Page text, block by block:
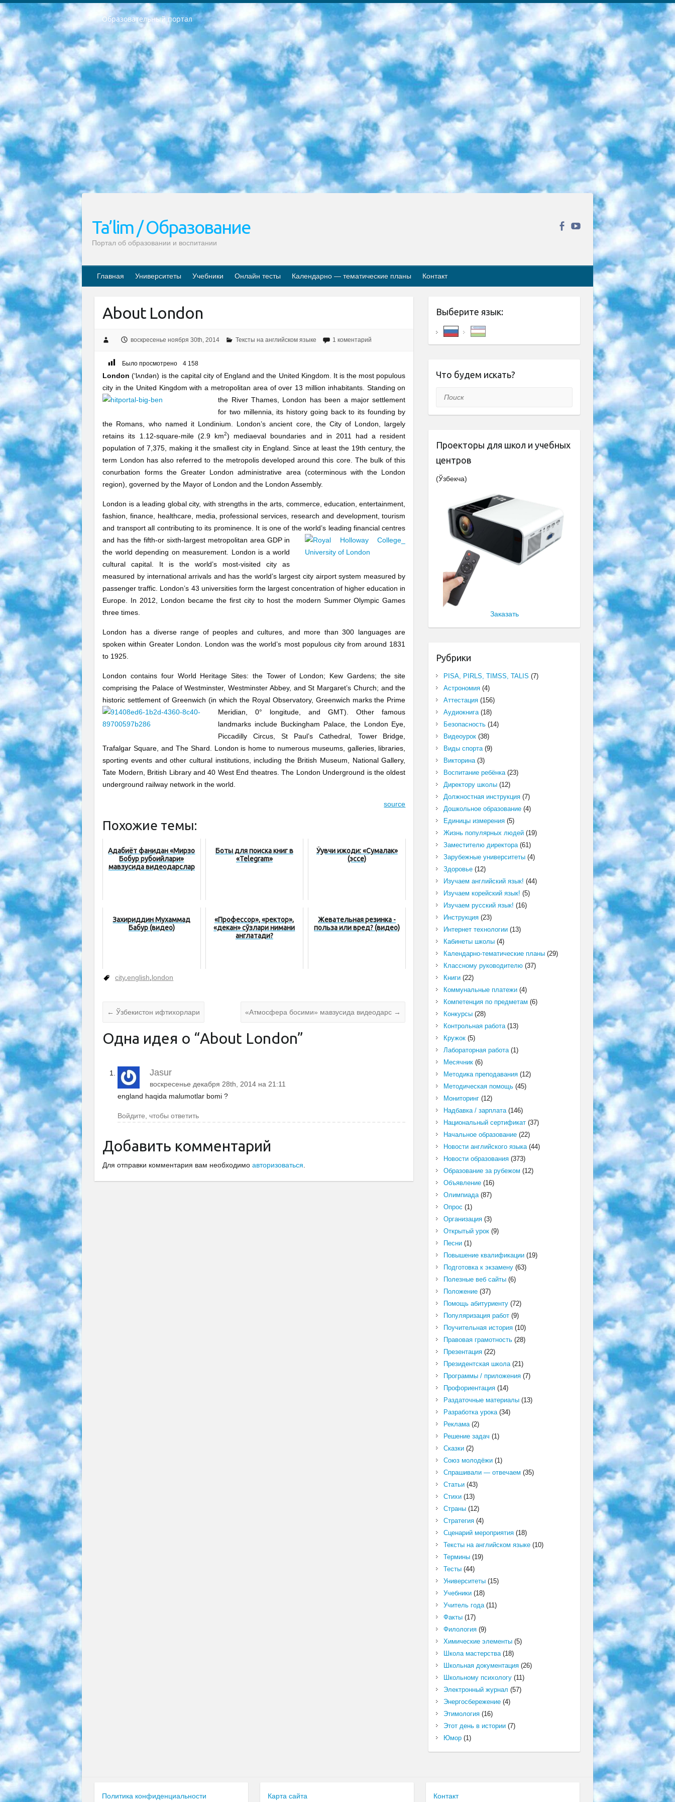
Образовательный портал
РЕСПУБЛИКА УЗБЕКИСТАН МИНИСТРЕРСТВО ДОШКОЛЬНОГО И ШКОЛЬНОГО ОБРАЗОВАНИЯ КОМАНДА в общеобразовательных учреждениях в 2023-2024 учебном году организация и проведение итоговой государственной аттестации обучающихся о Министра дошкольного и школьного образования Республики Узбекистан от 4 марта 2008 года (постановлением Минюста от 20 марта 2008 года № 1778 государственной регистрации) «Итоговое состояние учащихся общего среднего образования на основании положения об утверждении положения об аттестации общего среднего образования выпускной экзамен студентов в образовательных учреждениях в 2023-2024 учебном году В целях организации и прохождения аттестации приказываю: 1. Следующее: перечень предметов, по которым будет проводиться итоговая государственная аттестация и экзамен формы перевода согласно приложению 1; сертификаты международного образца, оценивающие уровень владения иностранными языками перечень согласно приложению 2; 2. Педагогический при специализированных образовательных учреждениях. научно-практический центр квалификации и международной оценки (Д.Давидова) 2024 г. До 25 марта: задания по предметам, по которым будет проводиться итоговая аттестация разработка и утверждение технических условий; итоговая аттестация на основании разработанного предметного задания разработка вопросов по предметам (устно и письменно), экзамен передача; общеобразовательные средние школы и специальные учебные заведения учащиеся выпускных классов школ и интернатов в агентской системе подготовка базы данных экзаменационных материалов и критериев оценки; перевод базы экзаменационных материалов на все языки обучения подать в Республиканский образовательный центр для изготовления; варианты экзаменов на основе разработанных контрольных материалов пусть будут поставлены задачи формирования. 3. Республиканский образовательный центр (Ш.Худайкулов) до 5 апреля 2024 года. до: база данных предоставленных экзаменационных материалов на все языки обучения перевод и экспертиза; для слепых, слабовидящих, глухих, слабослышащих и умственно отсталых детей учащиеся выпускных классов специализированных школ и школ-интернатов база данных экзаменационных материалов на всех преподаваемых языках подготовка критериев оценки; специализированные школы для умственно отсталых детей и технологии для учащихся выпускных классов школ-интернатов разработка соответствующих рекомендаций и критериев проведения ЕГЭ по естествознанию давать задания. 4. Педагогический при специализированных образовательных учреждениях. Научно-практический центр навыков и международной оценки (Д.Давидова), Республика образовательный центр (Худайкулов Ш.) итоговый государственный аттестационный экзамен ориентирован на творческое и логическое мышление при подготовке базы материалов учитывать введение заданий. 5. Следует отметить, что: сертификат государственного образца о знании общеобразовательного предмета и как минимум национальный уровень B1 по предметам на иностранных языках, указанным в Приложении 2. или международно признанный сертификат эквивалентного уровня студенты, изучающие определенный предмет, освобождаются от экзамена; по соответствующим предметам запланирована итоговая государственная аттестация за день до дня, путем жеребьевки Рабочей группой (в письменной форме по предметам, проводимым в форме) из числа сформированных вариантов выбрано 2 варианта; 2 выбранных варианта экзамена анонсированы на официальном сайте министерства и все выпускники по всей стране на основе этих вариантов проводит итоговую государственную аттестацию. 6. Государственное образование учащихся средних общеобразовательных учреждений. знания в соответствии с квалификационными требованиями, которые необходимо приобрести на основании стандартов итоговый (выпускной) контроль для 9 и 11 классов в целях тестирования Экзамены (далее – экзамены) состоят из предметов, перечисленных в приложении 1. будет сделано. 7. Экзамены пройдут с 26 мая по 15 июня 2024 г. (кроме науки физического воспитания). 8. Физическая для учащихся 9 классов общесредних образовательных учреждений. Экзамены по предмету «Образование, квалификация медицина» 1-6 мая 2024 года. сотрудники перевести под присмотр (с отклонениями в физическом или умственном развитии) специализированная школа для детей, школы-интернаты и со сколиозом школы-интернаты санаторного типа для больных детей исключены). 9. Он был слепым, слабовидящим и имел нарушения опорно-двигательного аппарата. экзамены в специализированных школах и интернатах для детей должны проводиться исходя из требований, предъявляемых к общеобразовательным учреждениям (физкультура кроме науки). 10. Специализированная школа для глухих и слабослышащих детей. и экзамены в интернатах и быть реализован в виде письменного теста по математике. 11. Специальность для умственно отсталых детей. Для 9 класса Родной язык и литературное письмо Государственный язык (язык обучения – узбекский). для неклассов) написано Математическое письмо Письменная/устная история Узбекистана Физическое воспитание практично Итоговый контроль Для 11 класса Написание родного языка и литературы (эссе) Математическое письмо Узбекский язык (обучение на узбекском языке) не посещающее общее среднее образование для учреждений)/Образовательное учреждение выбор письменный и устный Иностранный язык письменный/устный Письменная/устная история Узбекистана *По выбору студента:  Химия  Физика  Основы государственного права  География 10 бесплатных образовательных ресурсов - Мы составили подборку онлайн-проектов с интерактивными упражнениями, видеолекциями и статьями. Они помогут вам обрести новые и освежить старые знания бесплатно. 1. «ИНТУИТ» Старейшая образовательная площадка Рунета. Здесь вы найдёте сотни текстовых и видеокурсов на десятки различных тем — от программирования до психологии. Многие курсы подготовлены российскими университетами и крупными международными компаниями вроде Intel и Microsoft. Самостоятельное обучение бесплатное, но желающие могут оплатить услуги персональных наставников. 2. «Смартия» знакомит с актуальными профессиями и подсказывает, как им обучаться. Выбрав заинтересовавшую вас специальность — SMM-специалист, фотограф, веб-дизайнер или другую, — увидите список необходимых для неё умений. Чтобы вы могли освоить их самостоятельно, для каждого умения площадка отображает подборку ссылок на учебные материалы. Хотя «Смартия» ориентируется на русскоязычную аудиторию, часть контента всё же доступна только на английском. 3. «Лекторий Физтеха» Проект Московского физико-технического института (Физтеха). С его помощью вы можете смотреть онлайн серии лекций, записанные на видео в этом вузе. В числе доступных предметов — физика, биология, химия, информационные технологии и другие. К некоторым лекциям администрация ресурса прилагает готовые конспекты, которые можно скачивать в PDF-формате. 4. ITMOcourses Онлайн-площадка Санкт-Петербургского национального исследовательского университета информационных технологий, механики и оптики (ИТМО). Ресурс предоставляет свободный доступ к курсам, разработанным в этом вузе. Каталог материалов разбит на четыре категории: «Оптические системы и технологии», «Приборостроение и робототехника», «Информационные технологии» и «Биотехнологии». Курсы состоят из видеолекций, интерактивных демонстраций и заданий. 5. «КиберЛенинка» Электронная научная библиотека открытого доступа. Каталог площадки регулярно обрастает текстами статей из различных научных изданий. Сгруппированные по журналам и рубрикам публикации можно читать онлайн или скачивать целиком в PDF-формате. Проект нацелен на популяризацию науки за счёт открытого доступа к качественной информации. 6. «ПостНаука» На этом ресурсе публикуют подборки видеолекций, составленные экспертами из разных отраслей и объединённые общими темами. Среди них, к примеру, есть серии «Биоинформатика и геномика», «Культура средневековой Скандинавии» и Cinema Studies о теории кино. Каждая подборка лекций — логически связанная история, рассказанная экспертом от первого лица. Кроме того, на сайте появляются научно-образовательные статьи и тесты на разные темы. 7. «Newочём» Команда проекта «Newочём» отбирает самые интересные тексты из англоязычных СМИ и переводит те из них, за которые голосуют участники сообщества «ВКонтакте». По большей части это научно-популярные статьи. Редакторы придумывают лишь заголовки, в остальном содержание переводов соответствует оригиналам. Полные тексты можно читать прямо в социальной сети. 8. InternetUrok Онлайн-база материалов по основным дисциплинам школьной программы. Информация на сайте структурирована по классам, предметам и темам (урокам). Каждый урок состоит из видеолекций и конспектов. Есть также интерактивные тренажёры и тесты для закрепления пройденного материала. Даже если вы давно окончили школу, возможность повторить программу старших классов всегда может пригодиться. 9. Edutainme Ещё один ресурс об образовании. В отличие от Newtonew, как мне кажется, Edutainme больше ориентируется на представителей индустрии: педагогов, предпринимателей, разработчиков образовательных проектов. Но и любой, кто просто стремится к саморазвитию, найдёт на сайте много полезного и интересного для себя. Например, информацию о новых курсах и образовательных сервисах. 10. Newtonew Онлайн-медиа об образовании и обучении в широком смысле. Авторы Newtonew пишут об инструментах, заведениях, тактиках и стратегиях, которые помогают учить других и получать новые знания самостоятельно. На этой площадке вы найдёте новости, обзоры, аналитические мат
Ta’lim / Образование
Портал об образовании и воспитании
Главная Университеты Учебники Онлайн тесты Календарно — тематические планы Контакт
About London
воскресенье ноября 30th, 2014 Тексты на английском языке 1 коментарий
Было просмотрено 4 158
London (‘lʌndən) is the capital city of England and the United Kingdom. It is the most populous
city in the United Kingdom with a metropolitan area of over 13 million inhabitants. Standing on
the River Thames, London has been a major settlement
for two millennia, its history going back to its founding by
the Romans, who named it Londinium. London’s ancient core, the City of London, largely
retains its 1.12-square-mile (2.9 km2) mediaeval boundaries and in 2011 had a resident
population of 7,375, making it the smallest city in England. Since at least the 19th century, the
term London has also referred to the metropolis developed around this core. The bulk of this
conurbation forms the Greater London administrative area (coterminous with the London
region), governed by the Mayor of London and the London Assembly.
London is a leading global city, with strengths in the arts, commerce, education, entertainment,
fashion, finance, healthcare, media, professional services, research and development, tourism
and transport all contributing to its prominence. It is one of theworld’s leading financial centres
and has the fifth-or sixth-largest metropolitan area GDP in
the world depending on measurement. London is a world
cultural capital. It is the world’s most-visited city as
measured by international arrivals and has the world’s largest city airport system measured by
passenger traffic. London’s 43 universities form the largest concentration of higher education in
Europe. In 2012, London became the first city to host the modern Summer Olympic Games
three times.
London has a diverse range of peoples and cultures, and more than 300 languages are
spoken within Greater London. London was the world’s most populous city from around 1831
to 1925.
London contains four World Heritage Sites: the Tower of London; Kew Gardens; the site
comprising the Palace of Westminster, Westminster Abbey, and St Margaret’s Church; and the
historic settlement of Greenwich (in which the Royal Observatory, Greenwich marksthe Prime
Meridian, 0° longitude, and GMT). Other famous
landmarks include Buckingham Palace, the London Eye,
Piccadilly Circus, St Paul’s Cathedral, Tower Bridge,
Trafalgar Square, and The Shard. London is home to numerous museums, galleries, libraries,
sporting events and other cultural institutions, including the British Museum, National Gallery,
Tate Modern, British Library and 40 West End theatres. The London Underground is the oldest
underground railway network in the world.
source
Похожие темы:
Адабиёт фанидан «Мирзо
Бобур рубоийлари»
мавзусида видеодарслар
Боты для поиска книг в
«Telegram»
Ўқувчи ижоди: «Сумалак»
(эссе)
Захириддин Мухаммад
Бабур (видео)
«Профессор», «ректор»,
«декан» сўзлари нимани
англатади?
Жевательная резинка -
польза или вред? (видео)
city,english london
← Ўзбекистон ифтихорлари «Атмосфера босими» мавзусида видеодарс →
Одна идея о “About London”
Jasur
воскресенье декабря 28th, 2014 на 21:11
england haqida malumotlar bomi ?
Войдите, чтобы ответить
Добавить комментарий
Для отправки комментария вам необходимоавторизоваться.
Выберите язык:
Что будем искать?
Поиск
Проекторы для школ и учебных
центров
(Ўзбекча)
Заказать
Рубрики
PISA, PIRLS, TIMSS, TALIS (7)
Астрономия(4)
Аттестация(156)
Аудиокнига(18)
Безопасность(14)
Видеоурок(38)
Виды спорта(9)
Викторина(3)
Воспитание ребёнка(23)
Директору школы(12)
Должностная инструкция(7)
Дошкольное образование(4)
Единицы измерения(5)
Жизнь популярных людей(19)
Заместителю директора(61)
Зарубежные университеты(4)
Здоровье(12)
Изучаем английский язык! (44)
Изучаем корейский язык! (5)
Изучаем русский язык! (16)
Инструкция(23)
Интернет технологии(13)
Кабинеты школы(4)
Календарно-тематические планы(29)
Классному руководителю(37)
Книги(22)
Коммунальные платежи(4)
Компетенция по предметам (6)
Конкурсы(28)
Контрольная работа(13)
Кружок(5)
Лабораторная работа(1)
Месячник(6)
Методика преподавания(12)
Методическая помощь(45)
Мониторинг(12)
Надбавка / зарплата(146)
Национальный сертификат(37)
Начальное образование(22)
Новости английского языка(44)
Новости образования(373)
Образование за рубежом (12)
Объявление(16)
Олимпиада(87)
Опрос (1)
Организация(3)
Открытый урок(9)
Песни(1)
Повышение квалификации(19)
Подготовка к экзамену(63)
Полезные веб сайты(6)
Положение(37)
Помощь абитуриенту(72)
Популяризация работ(9)
Поучительная история(10)
Правовая грамотность(28)
Презентация(22)
Президентская школа(21)
Программы / приложения(7)
Профориентация(14)
Раздаточные материалы(13)
Разработка урока(34)
Реклама(2)
Решение задач (1)
Сказки(2)
Союз молодёжи(1)
Спрашивали — отвечаем (35)
Статьи(43)
Стихи(13)
Страны(12)
Стратегия(4)
Сценарий мероприятия(18)
Тексты на английском языке(10)
Термины(19)
Тесты(44)
Университеты(15)
Учебники(18)
Учитель года(11)
Факты(17)
Филология(9)
Химические элементы(5)
Школа мастерства(18)
Школьная документация(26)
Школьному психологу(11)
Электронный журнал (57)
Энергосбережение(4)
Этимология(16)
Этот день в истории(7)
Юмор(1)
Политика конфиденциальности Карта сайта Контакт